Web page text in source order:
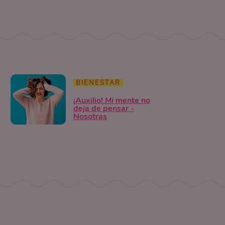
BIENESTAR
¡Auxilio! Mi mente no
deja de pensar -
Nosotras